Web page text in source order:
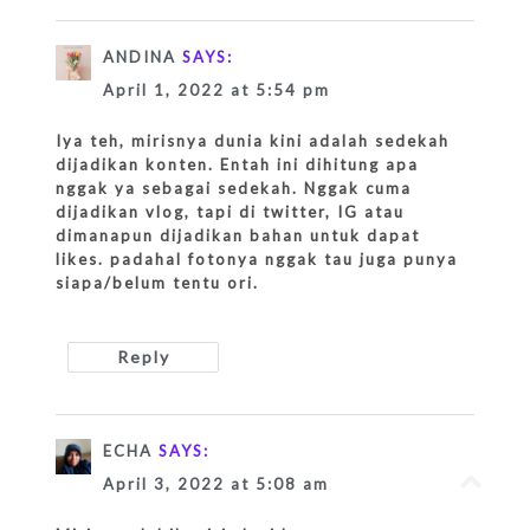
ANDINA SAYS:
April 1, 2022 at 5:54 pm
Iya teh, mirisnya dunia kini adalah sedekah
dijadikan konten. Entah ini dihitung apa
nggak ya sebagai sedekah. Nggak cuma
dijadikan vlog, tapi di twitter, IG atau
dimanapun dijadikan bahan untuk dapat
likes. padahal fotonya nggak tau juga punya
siapa/belum tentu ori.
Reply
ECHA SAYS:
April 3, 2022 at 5:08 am